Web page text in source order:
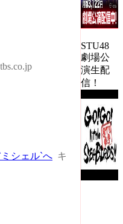
tbs.co.jp
シェル`へ キ
STU48
劇場公
演生配
信！